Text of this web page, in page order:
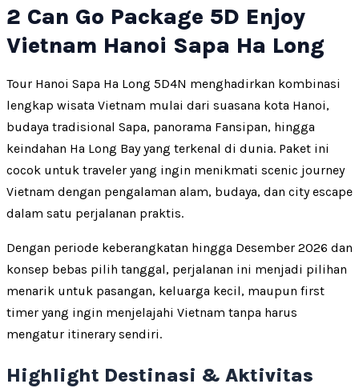
2 Can Go Package 5D Enjoy
Vietnam Hanoi Sapa Ha Long
Tour Hanoi Sapa Ha Long 5D4N menghadirkan kombinasi
lengkap wisata Vietnam mulai dari suasana kota Hanoi,
budaya tradisional Sapa, panorama Fansipan, hingga
keindahan Ha Long Bay yang terkenal di dunia. Paket ini
cocok untuk traveler yang ingin menikmati scenic journey
Vietnam dengan pengalaman alam, budaya, dan city escape
dalam satu perjalanan praktis.
Dengan periode keberangkatan hingga Desember 2026 dan
konsep bebas pilih tanggal, perjalanan ini menjadi pilihan
menarik untuk pasangan, keluarga kecil, maupun first
timer yang ingin menjelajahi Vietnam tanpa harus
mengatur itinerary sendiri.
Highlight Destinasi & Aktivitas